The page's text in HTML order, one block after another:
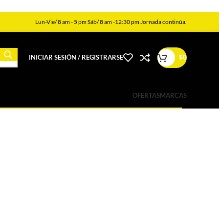
Lun-Vie/ 8 am - 5 pm Sáb/ 8 am -12:30 pm Jornada continúa.
INICIAR SESIÓN / REGISTRARSE $0
OFERTASMARCAS